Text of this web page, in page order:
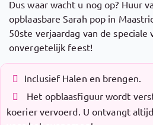
Dus waar wacht u nog op? Huur
opblaasbare Sarah pop in
50ste verjaardag van de
onvergetelijk feest!
Inclusief Halen en brengen.
Het opblaasfiguur wordt
koerier vervoerd. U ontvangt